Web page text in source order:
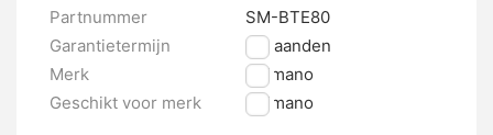
Partnummer
SM-BTE80
Garantietermijn
6 maanden
Merk
Shimano
Geschikt voor merk
Shimano